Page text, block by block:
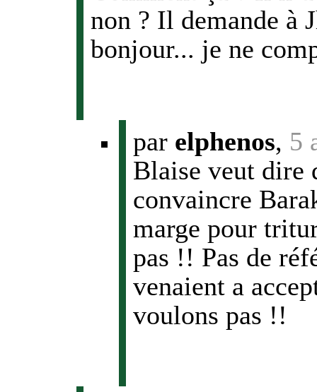
non ? Il demande à
bonjour... je ne
par elphenos, 5
Blaise veut dire
convaincre
marge pour
pas !! Pas de
venaient a
voulons pas !!